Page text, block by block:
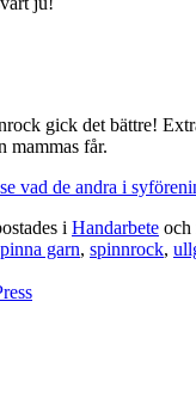
gick det bättre!
mammas får.
vad de andra i
i Handarbete och
garn, spinnrock,